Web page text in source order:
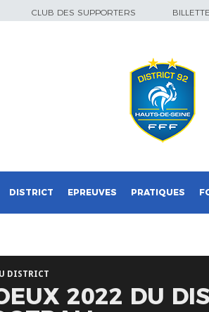
CLUB DES SUPPORTERS
DISTRICT EPREUVES PRATIQUES
DISTRICT
2022 DU